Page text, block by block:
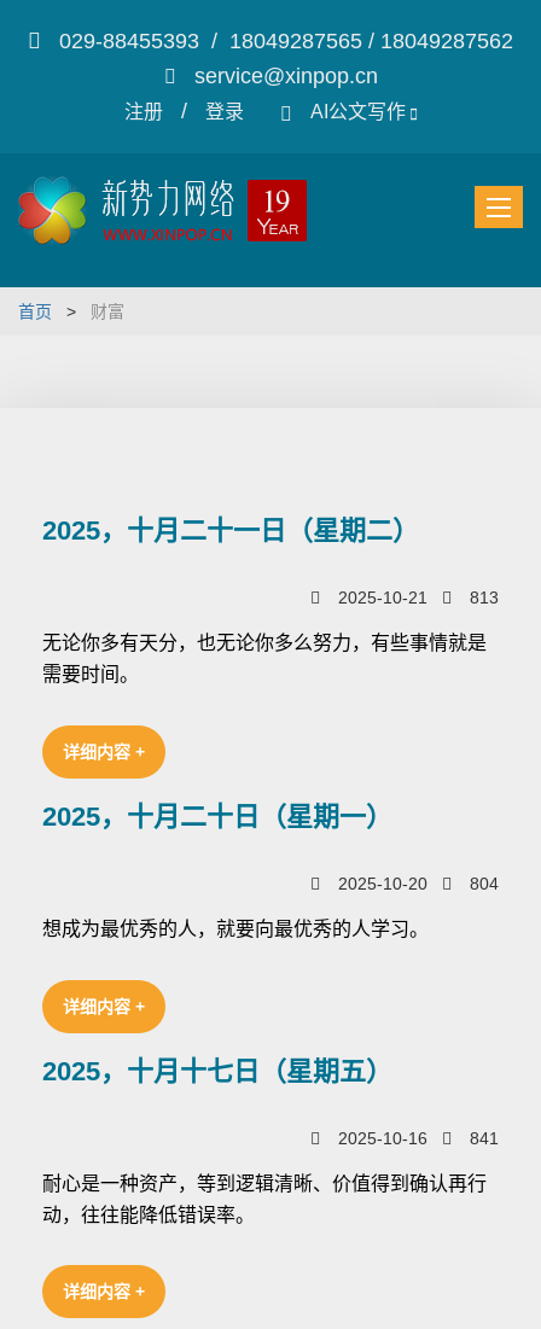
029-88455393 / 18049287565 / 18049287562
service@xinpop.cn
注册/ 登录 AI公文写作
首页 > 财富
2025，十月二十一日（星期二）
2025-10-21 813
无论你多有天分，也无论你多么努力，有些事情就是
需要时间。
详细内容 +
2025，十月二十日（星期一）
2025-10-20 804
想成为最优秀的人，就要向最优秀的人学习。
详细内容 +
2025，十月十七日（星期五）
2025-10-16 841
耐心是一种资产，等到逻辑清晰、价值得到确认再行
动，往往能降低错误率。
详细内容 +